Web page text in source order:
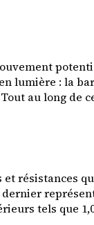
: la
au long de
résistances
dernier
tels que